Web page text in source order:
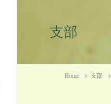
支部
Home 支部